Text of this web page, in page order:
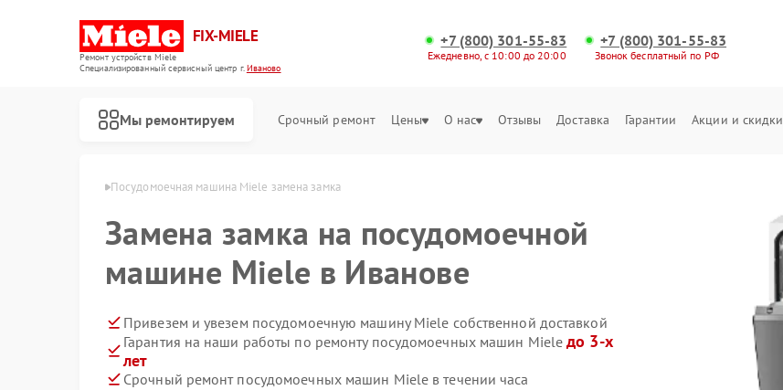
FIX-MIELE
Ремонт устройств Miele
Специализированный cервисный центр г.Иваново
+7 (800) 301-55-83
Ежедневно, с 10:00 до 20:00
+7 (800) 301-55-83
Звонок бесплатный по РФ
Мы ремонтируем Срочный ремонт Цены О нас Отзывы Доставка Гарантии Акции и скидки
Посудомоечная машина Miele замена замка
Замена замка на посудомоечной
машине Miele в Иванове
Привезем и увезем посудомоечную машину Miele собственной доставкой
Гарантия на наши работы по ремонту посудомоечных машин Mieleдо 3-х
лет
Срочный ремонт посудомоечных машин Miele в течении часа